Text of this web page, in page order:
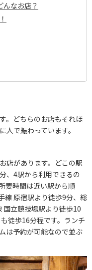
んなお店？
。どちらのお店もそれほ
人で賑わっています。
店があります。どこの駅
、4駅から利用できるの
要時間は近い駅から順
線 原宿駅より徒歩9分、総
国立競技場駅より徒歩10
徒歩16分程です。ランチ
は予約が可能なので並ぶ